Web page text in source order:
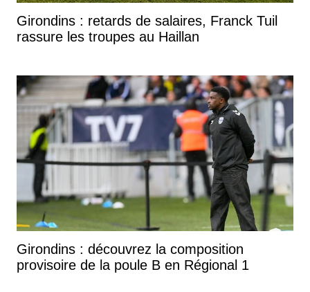
Girondins : retards de salaires, Franck Tuil
rassure les troupes au Haillan
Girondins : découvrez la composition
provisoire de la poule B en Régional 1